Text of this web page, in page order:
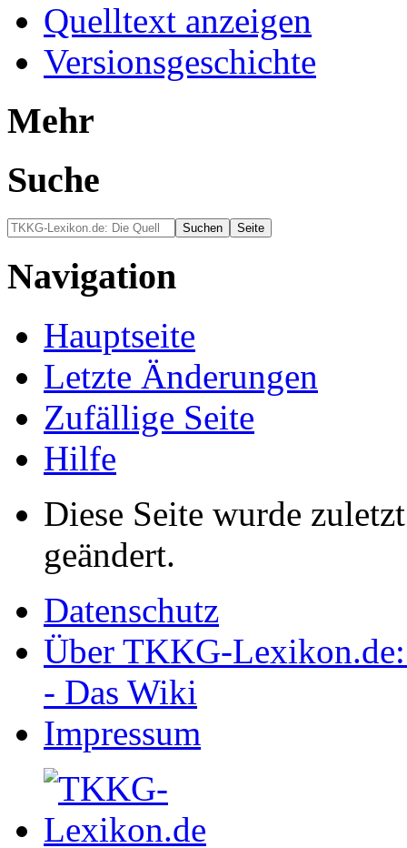
Quelltext anzeigen
Versionsgeschichte
Mehr
Suche
Navigation
Hauptseite
Letzte Änderungen
Zufällige Seite
Hilfe
Diese Seite wurde
geändert.
Datenschutz
Über TKKG-
- Das Wiki
Impressum